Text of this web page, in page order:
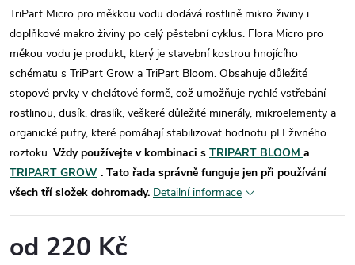
TriPart Micro pro měkkou vodu dodává rostlině mikro živiny i
doplňkové makro živiny po celý pěstební cyklus. Flora Micro pro
měkou vodu je produkt, který je stavební kostrou hnojícího
schématu s TriPart Grow a TriPart Bloom. Obsahuje důležité
stopové prvky v chelátové formě, což umožňuje rychlé vstřebání
rostlinou, dusík, draslík, veškeré důležité minerály, mikroelementy a
organické pufry, které pomáhají stabilizovat hodnotu pH živného
roztoku. Vždy používejte v kombinaci s TRIPART BLOOM a
TRIPART GROW . Tato řada správně funguje jen při používání
všech tří složek dohromady. Detailní informace
od 220 Kč